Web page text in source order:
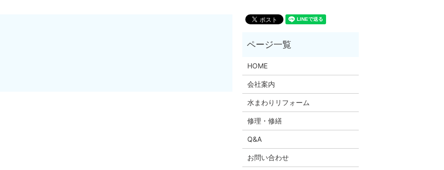
HOME
会社案内
水まわりリフォーム
修理・修繕
Q&A
お問い合わせ